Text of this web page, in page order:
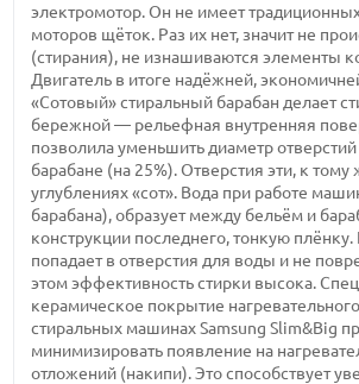
электромотор. Он не имеет
моторов щёток. Раз их нет, значит не
(стирания), не изнашиваются элементы
Двигатель в итоге надёжней,
«Сотовый» стиральный барабан делает
бережной — рельефная внутренняя
позволила уменьшить диаметр
барабане (на 25%). Отверстия эти, к тому
углублениях «сот». Вода при работе
барабана), образует между бельём и
конструкции последнего, тонкую
попадает в отверстия для воды и не
этом эффективность стирки высока.
керамическое покрытие
стиральных машинах Samsung Slim&Big
минимизировать появление на
отложений (накипи). Это способствует